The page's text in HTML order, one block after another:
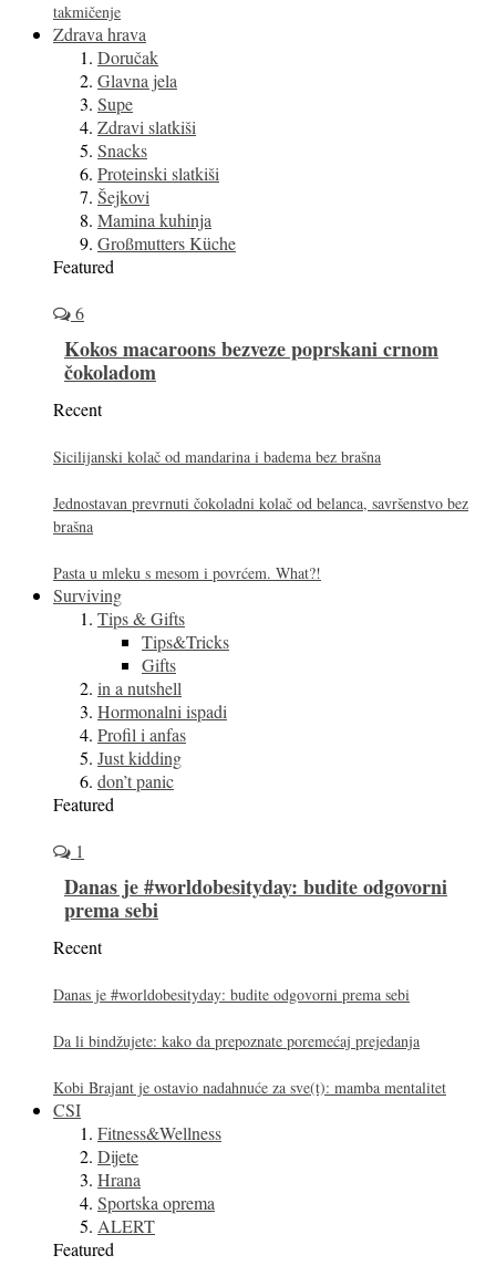
takmičenje
Zdrava hrava
Doručak
Glavna jela
Supe
Zdravi slatkiši
Snacks
Proteinski slatkiši
Šejkovi
Mamina kuhinja
Großmutters Küche
Featured
6
Kokos macaroons bezveze poprskani crnom
čokoladom
Recent
Sicilijanski kolač od mandarina i badema bez brašna
Jednostavan prevrnuti čokoladni kolač od belanca, savršenstvo bez
brašna
Pasta u mleku s mesom i povrćem. What?!
Surviving
Tips & Gifts
Tips&Tricks
Gifts
in a nutshell
Hormonalni ispadi
Profil i anfas
Just kidding
don’t panic
Featured
1
Danas je #worldobesityday: budite odgovorni
prema sebi
Recent
Danas je #worldobesityday: budite odgovorni prema sebi
Da li bindžujete: kako da prepoznate poremećaj prejedanja
Kobi Brajant je ostavio nadahnuće za sve(t): mamba mentalitet
CSI
Fitness&Wellness
Dijete
Hrana
Sportska oprema
ALERT
Featured